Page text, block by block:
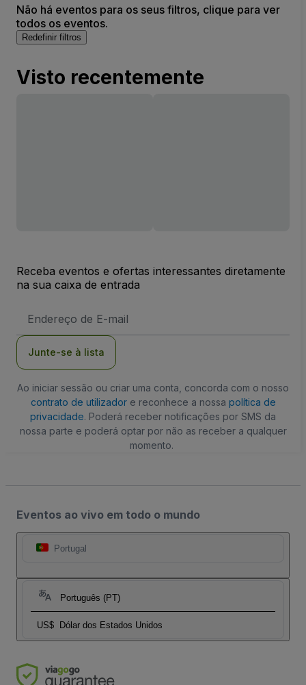
Não há eventos para os seus filtros, clique para ver
todos os eventos.
Redefinir filtros
Visto recentemente
Receba eventos e ofertas interessantes diretamente
na sua caixa de entrada
de
Junte-se à lista
Ao iniciar sessão ou criar uma conta, concorda com o nosso
contrato de utilizadore reconhece a nossa política de
privacidade. Poderá receber notificações por SMS da
nossa parte e poderá optar por não as receber a qualquer
momento.
Eventos ao vivo em todo o mundo
Portugal
Português (PT)
US$ Dólar dos Estados Unidos